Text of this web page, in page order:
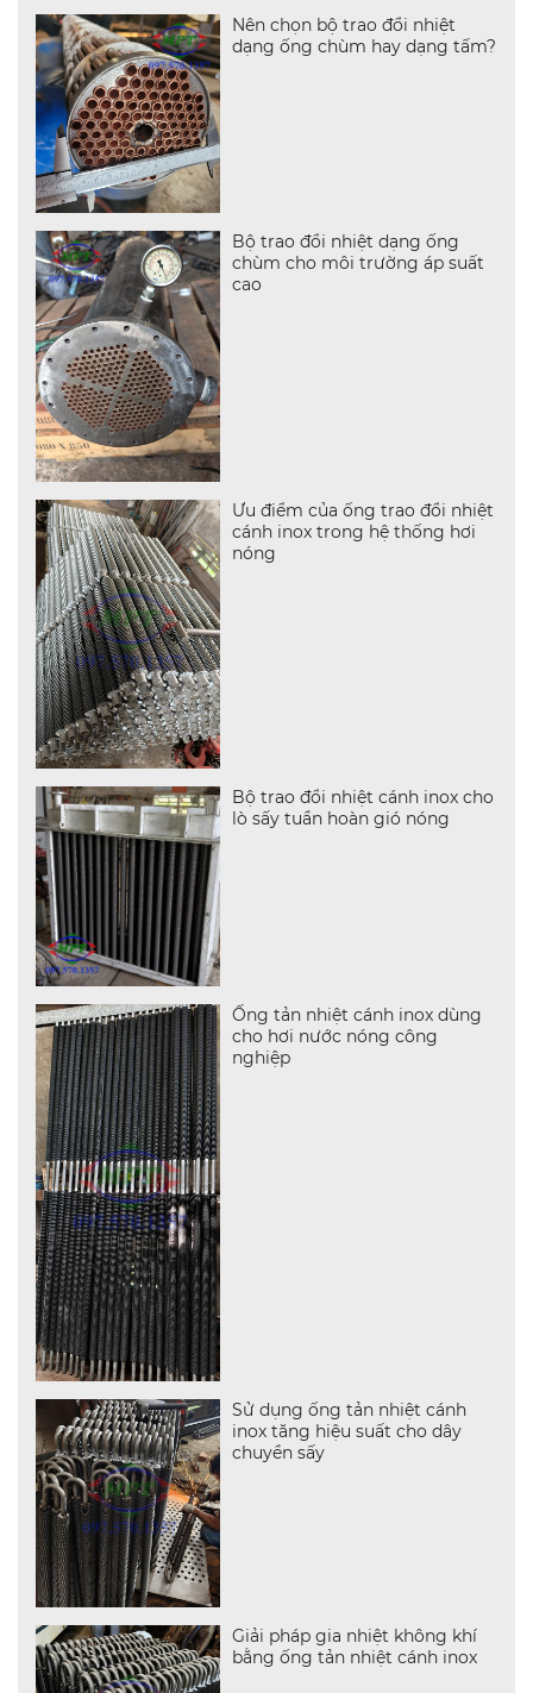
Nên chọn bộ trao đổi nhiệt
dạng ống chùm hay dạng tấm?
Bộ trao đổi nhiệt dạng ống
chùm cho môi trường áp suất
cao
Ưu điểm của ống trao đổi nhiệt
cánh inox trong hệ thống hơi
nóng
Bộ trao đổi nhiệt cánh inox cho
lò sấy tuần hoàn gió nóng
Ống tản nhiệt cánh inox dùng
cho hơi nước nóng công
nghiệp
Sử dụng ống tản nhiệt cánh
inox tăng hiệu suất cho dây
chuyền sấy
Giải pháp gia nhiệt không khí
bằng ống tản nhiệt cánh inox